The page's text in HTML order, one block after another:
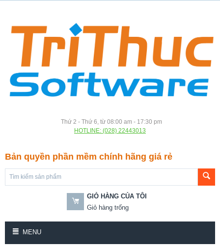
Thứ 2 - Thứ 6, từ 08:00 am - 17:30 pm
HOTLINE: (028) 22443013
Bản quyền phần mềm chính hãng giá rẻ
GIỎ HÀNG CỦA TÔI
Giỏ hàng trống
MENU